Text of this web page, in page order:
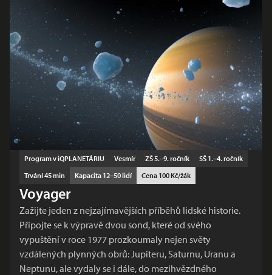
Voyager
Zažijte jeden z nejzajímavějších příběhů lidské historie.
Připojte se k výpravě dvou sond, které od svého
vypuštění v roce 1977 prozkoumaly nejen světy
vzdálených plynných obrů: Jupiteru, Saturnu, Uranu a
Neptunu, ale vydaly se i dále, do mezihvězdného
Program v iQPLANETÁRIU Vesmír ZŠ 5.–9. ročník
SŠ 1.–4. ročník
Trvání 45 min
Kapacita 12–50 lidí Cena 100 Kč/žák